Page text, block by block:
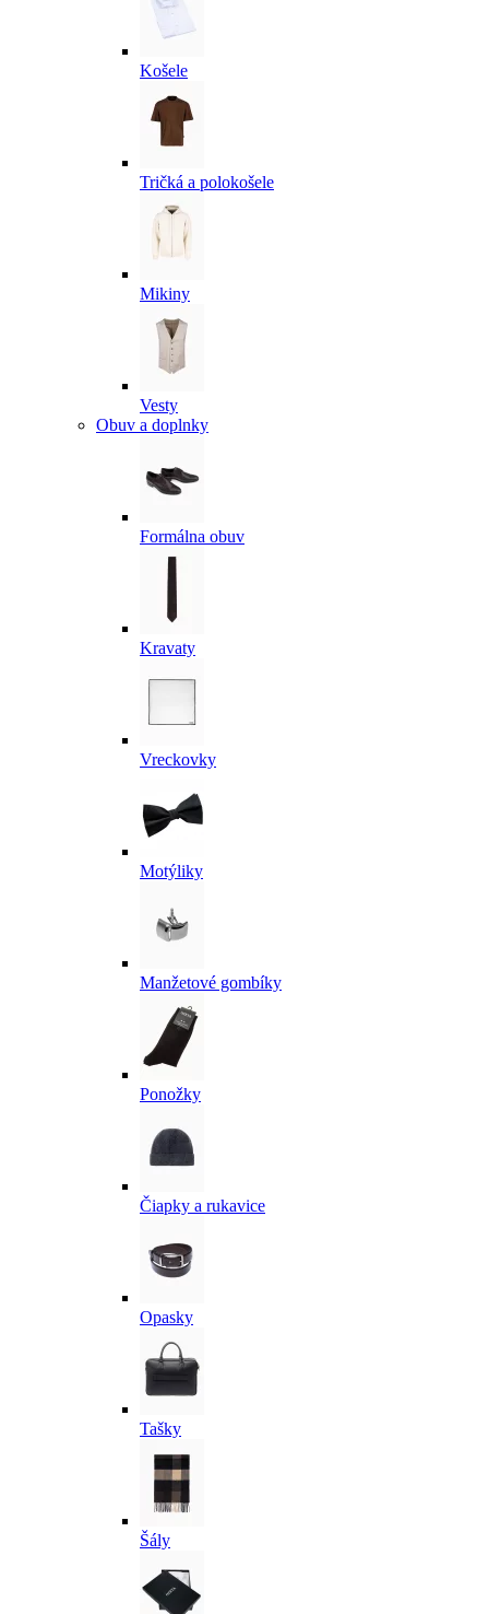
Košele
Tričká a polokošele
Mikiny
Vesty
Obuv a doplnky
Formálna obuv
Kravaty
Vreckovky
Motýliky
Manžetové gombíky
Ponožky
Čiapky a rukavice
Opasky
Tašky
Šály